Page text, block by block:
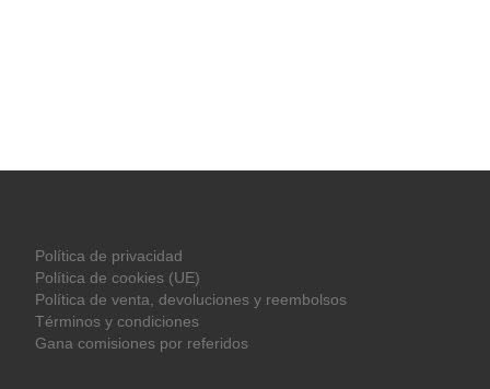
Política de privacidad
Política de cookies (UE)
Política de venta, devoluciones y reembolsos
Términos y condiciones
Gana comisiones por referidos